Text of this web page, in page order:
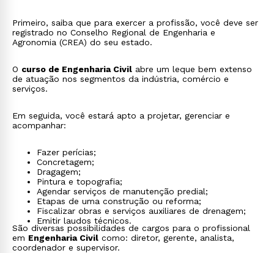
Primeiro, saiba que para exercer a profissão, você deve ser
registrado no Conselho Regional de Engenharia e
Agronomia (CREA) do seu estado.
O curso de Engenharia Civil abre um leque bem extenso
de atuação nos segmentos da indústria, comércio e
serviços.
Em seguida, você estará apto a projetar, gerenciar e
acompanhar:
Fazer perícias;
Concretagem;
Dragagem;
Pintura e topografia;
Agendar serviços de manutenção predial;
Etapas de uma construção ou reforma;
Fiscalizar obras e serviços auxiliares de drenagem;
Emitir laudos técnicos.
São diversas possibilidades de cargos para o profissional
em Engenharia Civil como: diretor, gerente, analista,
coordenador e supervisor.